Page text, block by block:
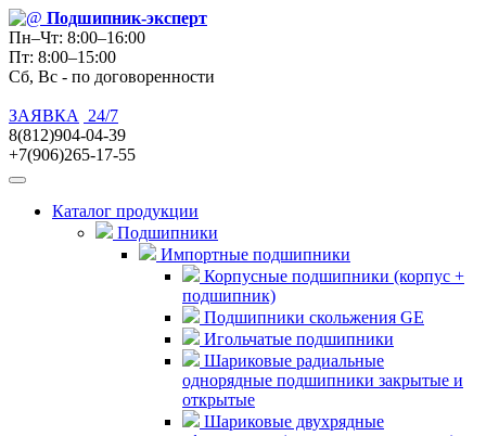
Подшипник-эксперт
Пн–Чт: 8:00–16:00
Пт: 8:00–15:00
Сб, Вс - по договоренности
ЗАЯВКА
24/7
8(812)904-04-39
+7(906)265-17-55
Каталог продукции
Подшипники
Импортные подшипники
Корпусные подшипники (корпус +
подшипник)
Подшипники скольжения GE
Игольчатые подшипники
Шариковые радиальные
однорядные подшипники закрытые и
открытые
Шариковые двухрядные